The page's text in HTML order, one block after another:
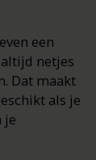
een
netjes
Dat maakt
als je
je